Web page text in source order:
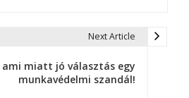
Next Article
ami miatt jó választás egy
munkavédelmi szandál!